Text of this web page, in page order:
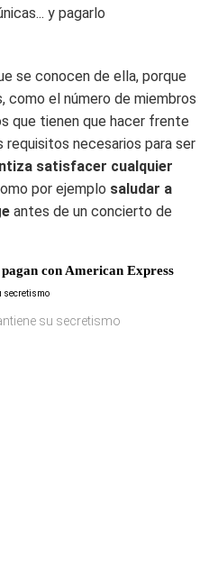
y pagarlo
se conocen de ella, porque
como el número de miembros
que tienen que hacer frente
requisitos necesarios para ser
satisfacer cualquier
por ejemplo saludar a
antes de un concierto de
con American Express
su secretismo